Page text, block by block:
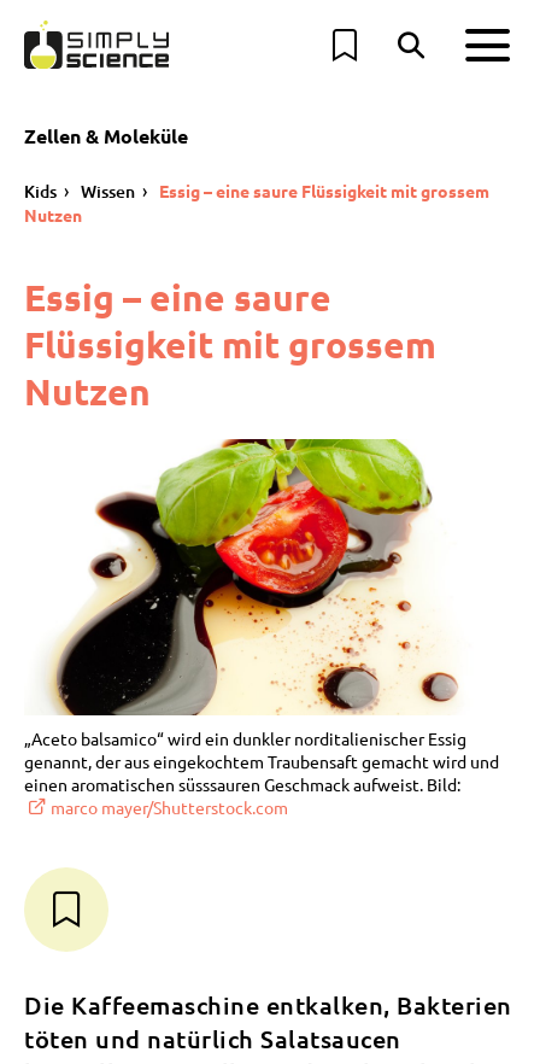
Zellen & Moleküle
Kids Wissen
Essig – eine saure Flüssigkeit mit grossem
Nutzen
Essig – eine saure
Flüssigkeit mit grossem
Nutzen
„Aceto balsamico“ wird ein dunkler norditalienischer Essig
genannt, der aus eingekochtem Traubensaft gemacht wird und
einen aromatischen süsssauren Geschmack aufweist. Bild:
marco mayer/Shutterstock.com
Die Kaffeemaschine entkalken, Bakterien
töten und natürlich Salatsaucen